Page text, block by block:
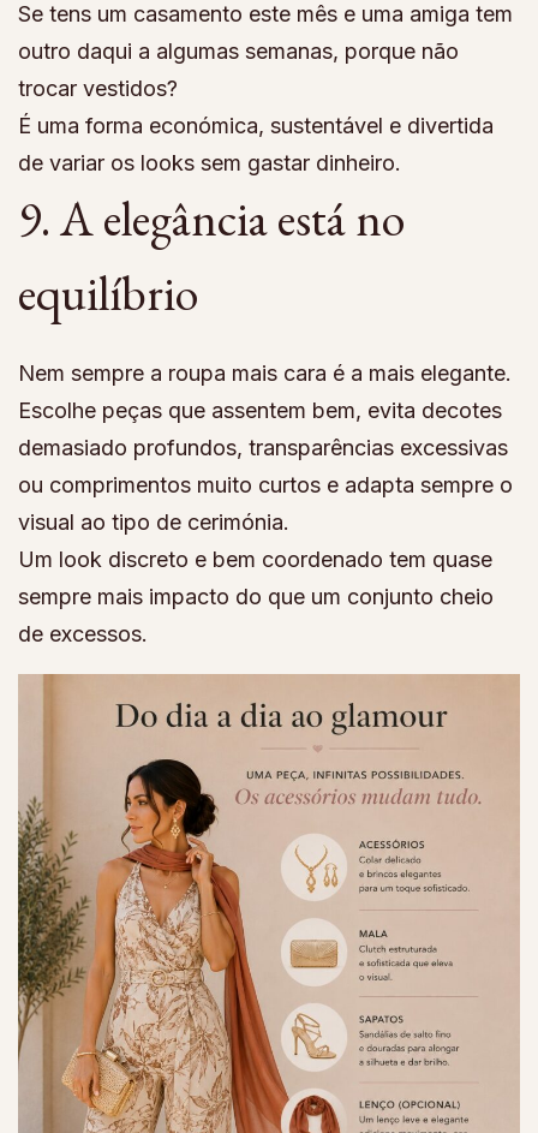
Se tens um casamento este mês e uma amiga tem
outro daqui a algumas semanas, porque não
trocar vestidos?
É uma forma económica, sustentável e divertida
de variar os looks sem gastar dinheiro.
9. A elegância está no
equilíbrio
Nem sempre a roupa mais cara é a mais elegante.
Escolhe peças que assentem bem, evita decotes
demasiado profundos, transparências excessivas
ou comprimentos muito curtos e adapta sempre o
visual ao tipo de cerimónia.
Um look discreto e bem coordenado tem quase
sempre mais impacto do que um conjunto cheio
de excessos.